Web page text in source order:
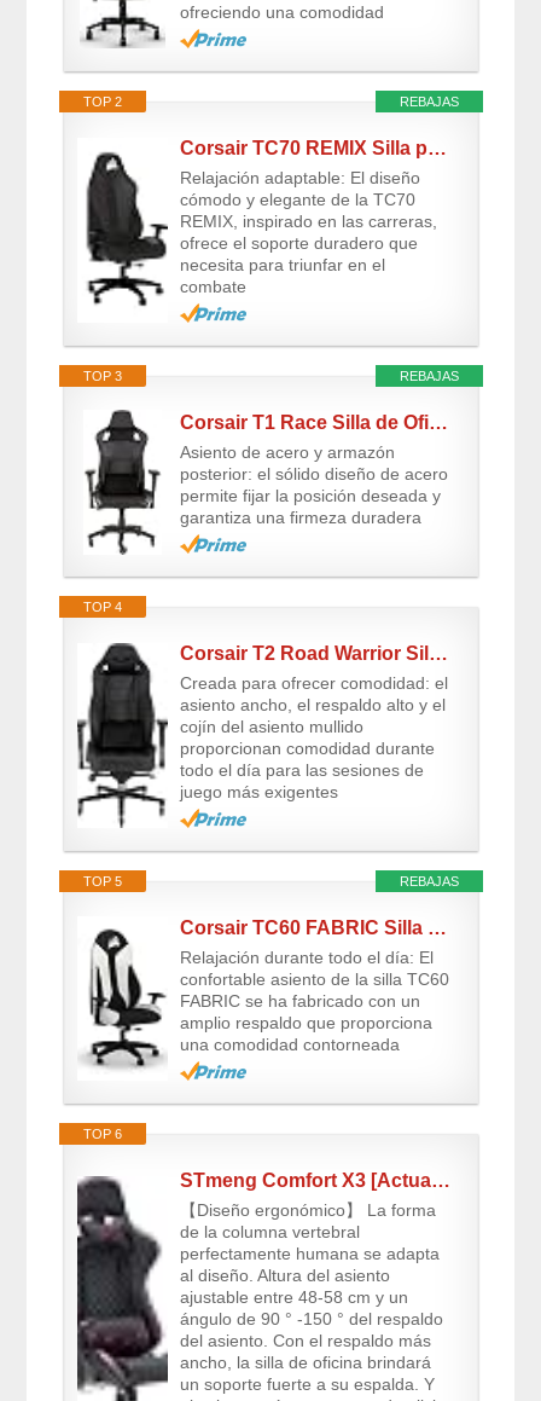
ofreciendo una comodidad
REBAJAS
TOP 2
Corsair TC70 REMIX Silla para Juegos (Forma Relajada, Exterior Polipiel y Tejido...
Relajación adaptable: El diseño
cómodo y elegante de la TC70
REMIX, inspirado en las carreras,
ofrece el soporte duradero que
necesita para triunfar en el
combate
REBAJAS
TOP 3
Corsair T1 Race Silla de Oficina, para Videojuegos, Polipiel, fácil de...
Asiento de acero y armazón
posterior: el sólido diseño de acero
permite fijar la posición deseada y
garantiza una firmeza duradera
TOP 4
Corsair T2 Road Warrior Silla De Oficina, Polipiel, Negro, 148 x 50 x 60 cm
Creada para ofrecer comodidad: el
asiento ancho, el respaldo alto y el
cojín del asiento mullido
proporcionan comodidad durante
todo el día para las sesiones de
juego más exigentes
REBAJAS
TOP 5
Corsair TC60 FABRIC Silla para Juegos (Forma Relajada, Tejido Exterior Tela...
Relajación durante todo el día: El
confortable asiento de la silla TC60
FABRIC se ha fabricado con un
amplio respaldo que proporciona
una comodidad contorneada
TOP 6
STmeng Comfort X3 [Actualizado] Silla Gaming Ergonómica, Silla Escritorio con...
【Diseño ergonómico】 La forma
de la columna vertebral
perfectamente humana se adapta
al diseño. Altura del asiento
ajustable entre 48-58 cm y un
ángulo de 90 ° -150 ° del respaldo
del asiento. Con el respaldo más
ancho, la silla de oficina brindará
un soporte fuerte a su espalda. Y